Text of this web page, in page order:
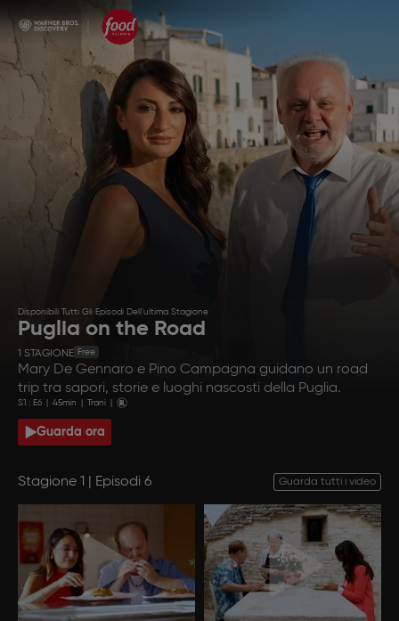
Disponibili Tutti Gli Episodi Dell'ultima Stagione
Puglia on the Road
1 STAGIONE Free
Mary De Gennaro e Pino Campagna guidano un road
trip tra sapori, storie e luoghi nascosti della Puglia.
S1 : E6 45min Trani
Guarda ora
Stagione 1 | Episodi 6 Guarda tutti i video